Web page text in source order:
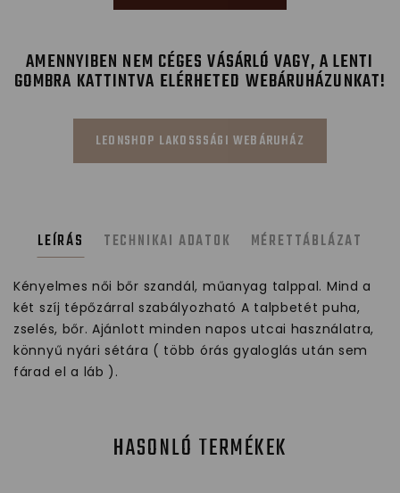
AMENNYIBEN NEM CÉGES VÁSÁRLÓ VAGY, A LENTI
GOMBRA KATTINTVA ELÉRHETED WEBÁRUHÁZUNKAT!
LEONSHOP LAKOSSSÁGI WEBÁRUHÁZ
LEÍRÁS TECHNIKAI ADATOK MÉRETTÁBLÁZAT
Kényelmes női bőr szandál, műanyag talppal. Mind a
két szíj tépőzárral szabályozható A talpbetét puha,
zselés, bőr. Ajánlott minden napos utcai használatra,
könnyű nyári sétára ( több órás gyaloglás után sem
fárad el a láb ).
HASONLÓ TERMÉKEK